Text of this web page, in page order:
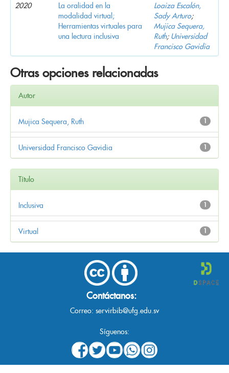
2020
La oralidad en la
modalidad virtual;
Herramientas virtuales para
una lectura inclusiva
Loaiza Escalón,
Sady Arturo;
Mujica Sequera,
Ruth; Universidad
Francisco Gavidia
Otras opciones relacionadas
Autor
1
Mujica Sequera, Ruth
1
Universidad Francisco Gavidia
Título
1
Inclusiva
1
Virtual
Contáctanos:
Correo: servirbib@ufg.edu.sv
Síguenos: